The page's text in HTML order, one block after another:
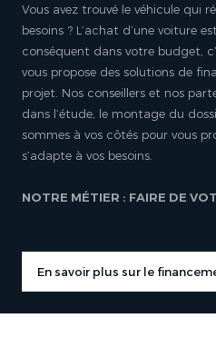
Vous avez trouvé le véhicule qui
besoins ? L’achat d’une voiture
conséquent dans votre budget,
vous propose des solutions de
projet. Nos conseillers et nos
dans l’étude, le montage du
sommes à vos côtés pour vous
s’adapte à vos besoins.
NOTRE MÉTIER : FAIRE DE
En savoir plus sur le